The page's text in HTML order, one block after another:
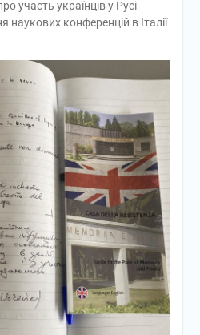
участь українців у Русі
наукових конференцій в Італії